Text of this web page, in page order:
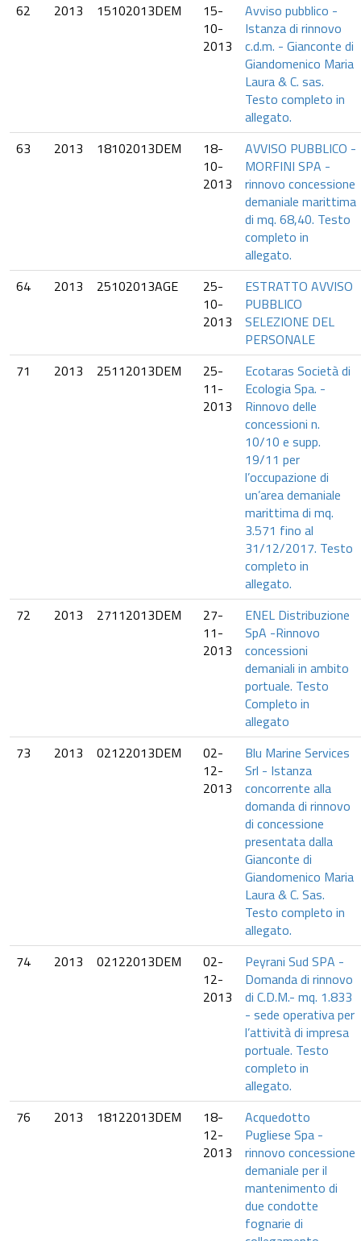
62
2013 15102013DEM
15-
10-
2013
Avviso pubblico -
Istanza di rinnovo
c.d.m. - Gianconte di
Giandomenico Maria
Laura & C. sas.
Testo completo in
allegato.
63
2013 18102013DEM
18-
10-
2013
AVVISO PUBBLICO -
MORFINI SPA -
rinnovo concessione
demaniale marittima
di mq. 68,40. Testo
completo in
allegato.
64
2013 25102013AGE
25-
10-
2013
ESTRATTO AVVISO
PUBBLICO
SELEZIONE DEL
PERSONALE
71
2013 25112013DEM
25-
11-
2013
Ecotaras Società di
Ecologia Spa. -
Rinnovo delle
concessioni n.
10/10 e supp.
19/11 per
l’occupazione di
un’area demaniale
marittima di mq.
3.571 fino al
31/12/2017. Testo
completo in
allegato.
72
2013 27112013DEM
27-
11-
2013
ENEL Distribuzione
SpA -Rinnovo
concessioni
demaniali in ambito
portuale. Testo
Completo in
allegato
73
2013 02122013DEM
02-
12-
2013
Blu Marine Services
Srl - Istanza
concorrente alla
domanda di rinnovo
di concessione
presentata dalla
Gianconte di
Giandomenico Maria
Laura & C. Sas.
Testo completo in
allegato.
74
2013 02122013DEM
02-
12-
2013
Peyrani Sud SPA -
Domanda di rinnovo
di C.D.M.- mq. 1.833
- sede operativa per
l’attività di impresa
portuale. Testo
completo in
allegato.
76
2013 18122013DEM
18-
12-
2013
Acquedotto
Pugliese Spa -
rinnovo concessione
demaniale per il
mantenimento di
due condotte
fognarie di